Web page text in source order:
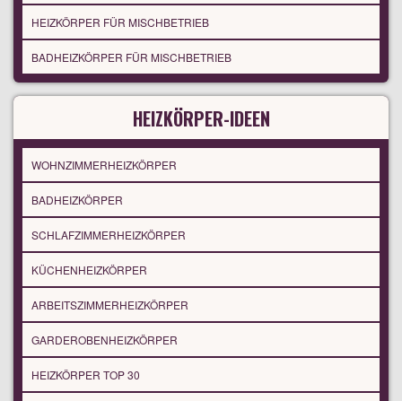
HEIZKÖRPER FÜR MISCHBETRIEB
BADHEIZKÖRPER FÜR MISCHBETRIEB
HEIZKÖRPER-IDEEN
WOHNZIMMERHEIZKÖRPER
BADHEIZKÖRPER
SCHLAFZIMMERHEIZKÖRPER
KÜCHENHEIZKÖRPER
ARBEITSZIMMERHEIZKÖRPER
GARDEROBENHEIZKÖRPER
HEIZKÖRPER TOP 30